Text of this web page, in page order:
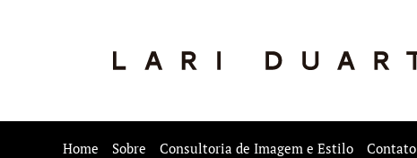
Home Sobre Consultoria de Imagem e Estilo Contato